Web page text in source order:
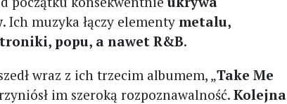
. Ich muzyka łączy elementymetalu,
popu, a nawet R&B.
wraz z ich trzecim albumem, „Take Me
im szeroką rozpoznawalność.Kolejna